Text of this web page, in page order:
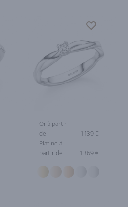
Or à partir
de
1 139 €
Platine à
partir de
1 369 €